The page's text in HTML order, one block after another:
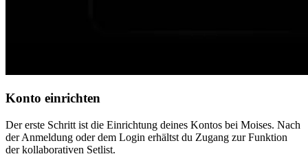
Konto einrichten
Der erste Schritt ist die Einrichtung deines Kontos bei Moises. Nach
der Anmeldung oder dem Login erhältst du Zugang zur Funktion
der kollaborativen Setlist.